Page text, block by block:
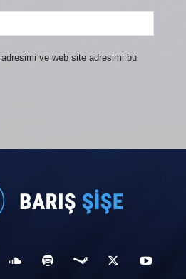
adresimi ve web site adresimi bu